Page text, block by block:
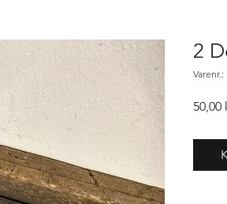
2
Varenr.:
50,00